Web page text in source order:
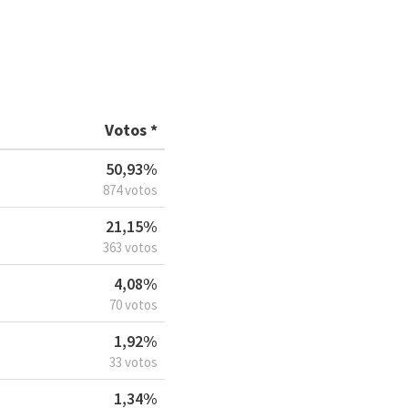
Votos *
50,93%
874 votos
21,15%
363 votos
4,08%
70 votos
1,92%
33 votos
1,34%